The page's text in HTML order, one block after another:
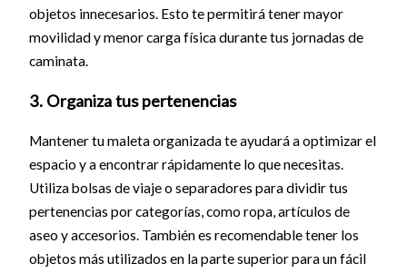
objetos innecesarios. Esto te permitirá tener mayor
movilidad y menor carga física durante tus jornadas de
caminata.
3. Organiza tus pertenencias
Mantener tu maleta organizada te ayudará a optimizar el
espacio y a encontrar rápidamente lo que necesitas.
Utiliza bolsas de viaje o separadores para dividir tus
pertenencias por categorías, como ropa, artículos de
aseo y accesorios. También es recomendable tener los
objetos más utilizados en la parte superior para un fácil